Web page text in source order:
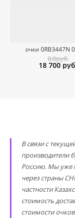
очки 0RB3447N
0.0руб.
18 700
В связи с
производители
Россию. Мы уже
через страны
частности
стоимость
стоимости